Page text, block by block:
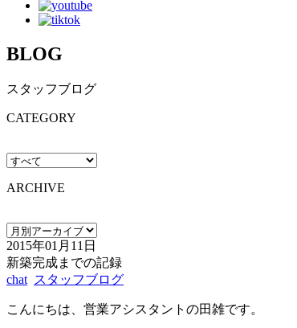
BLOG
スタッフブログ
CATEGORY
ARCHIVE
2015年01月11日
新築完成までの記録
chat スタッフブログ
こんにちは、営業アシスタントの田雑です。